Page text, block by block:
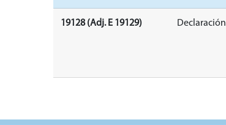
19128 (Adj. E 19129) Declaración